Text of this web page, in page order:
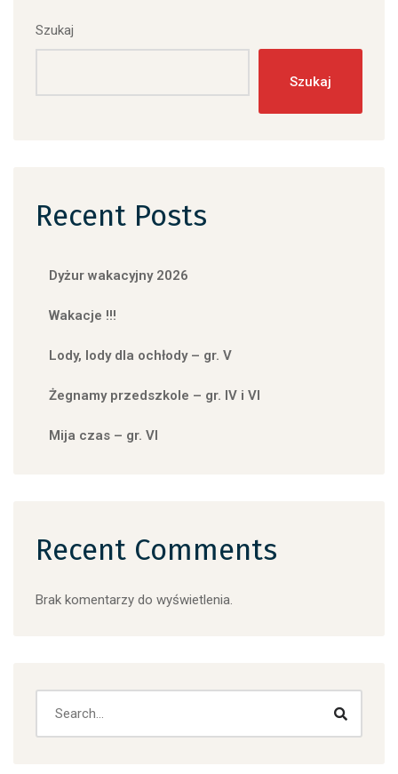
Szukaj
Szukaj
Recent Posts
Dyżur wakacyjny 2026
Wakacje !!!
Lody, lody dla ochłody – gr. V
Żegnamy przedszkole – gr. IV i VI
Mija czas – gr. VI
Recent Comments
Brak komentarzy do wyświetlenia.